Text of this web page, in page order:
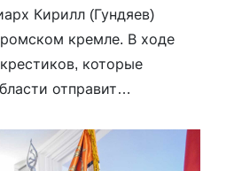
Кирилл (Гундяев)
кремле. В ходе
которые
отправит